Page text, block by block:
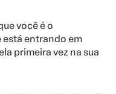
você é o
está entrando em
primeira vez na sua